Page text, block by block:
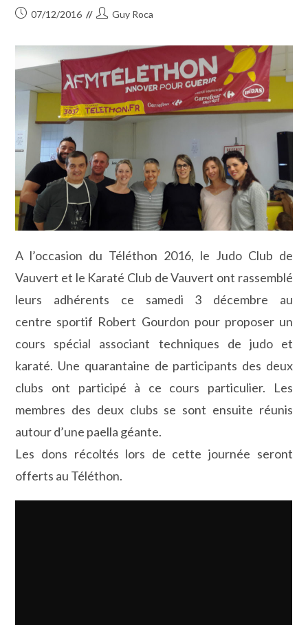
Publication
07/12/2016
Auteur/autrice
publication :
Guy Roca
A l’occasion du Téléthon 2016, le Judo Club de
Vauvert et le Karaté Club de Vauvert ont rassemblé
leurs adhérents ce samedi 3 décembre au
centre sportif Robert Gourdon pour proposer un
cours spécial associant techniques de judo et
karaté. Une quarantaine de participants des deux
clubs ont participé à ce cours particulier. Les
membres des deux clubs se sont ensuite réunis
autour d’une paella géante.
Les dons récoltés lors de cette journée seront
offerts au Téléthon.